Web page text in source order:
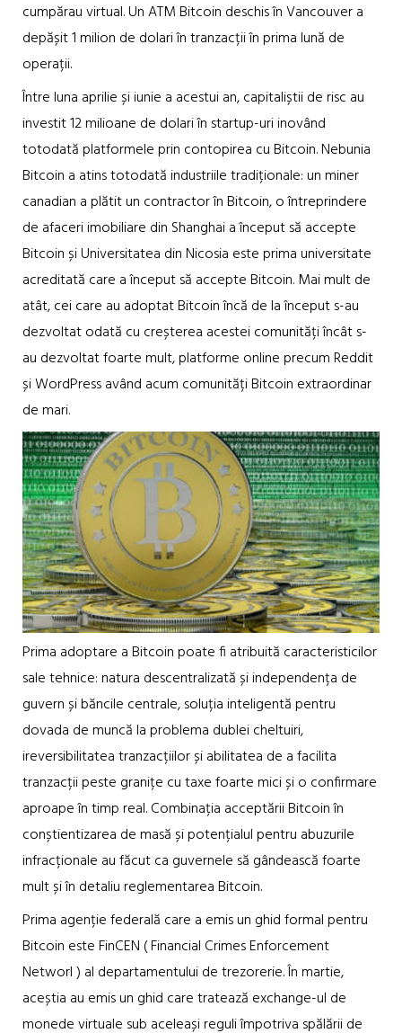
cumpărau virtual. Un ATM Bitcoin deschis în Vancouver a
depășit 1 milion de dolari în tranzacții în prima lună de
operații.
Între luna aprilie și iunie a acestui an, capitaliștii de risc au
investit 12 milioane de dolari în startup-uri inovând
totodată platformele prin contopirea cu Bitcoin. Nebunia
Bitcoin a atins totodată industriile tradiționale: un miner
canadian a plătit un contractor în Bitcoin, o întreprindere
de afaceri imobiliare din Shanghai a început să accepte
Bitcoin și Universitatea din Nicosia este prima universitate
acreditată care a început să accepte Bitcoin. Mai mult de
atât, cei care au adoptat Bitcoin încă de la început s-au
dezvoltat odată cu creșterea acestei comunități încât s-
au dezvoltat foarte mult, platforme online precum Reddit
și WordPress având acum comunități Bitcoin extraordinar
de mari.
Prima adoptare a Bitcoin poate fi atribuită caracteristicilor
sale tehnice: natura descentralizată și independența de
guvern și băncile centrale, soluția inteligentă pentru
dovada de muncă la problema dublei cheltuiri,
ireversibilitatea tranzacțiilor și abilitatea de a facilita
tranzacții peste granițe cu taxe foarte mici și o confirmare
aproape în timp real. Combinația acceptării Bitcoin în
conștientizarea de masă și potențialul pentru abuzurile
infracționale au făcut ca guvernele să gândească foarte
mult și în detaliu reglementarea Bitcoin.
Prima agenție federală care a emis un ghid formal pentru
Bitcoin este FinCEN ( Financial Crimes Enforcement
Networl ) al departamentului de trezorerie. În martie,
aceștia au emis un ghid care tratează exchange-ul de
monede virtuale sub aceleași reguli împotriva spălării de